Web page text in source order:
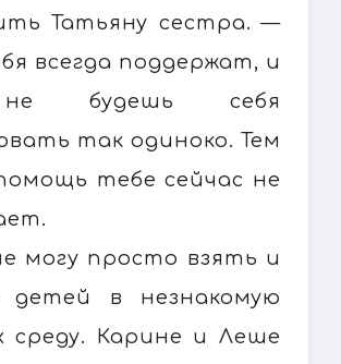
Татьяну сестра. —
всегда поддержат, и
будешь себя
так одиноко. Тем
тебе сейчас не
могу просто взять и
детей в незнакомую
среду. Карине и Леше